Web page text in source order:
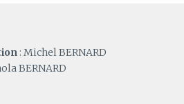
: Michel BERNARD
BERNARD